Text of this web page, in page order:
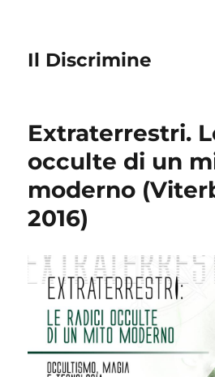
Il Discrimine
Extraterrestri.
occulte di un
moderno
2016)